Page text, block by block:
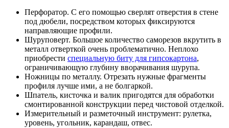
Перфоратор. С его помощью сверлят отверстия в стене
под дюбели, посредством которых фиксируются
направляющие профили.
Шуруповерт. Большое количество саморезов вкрутить в
металл отверткой очень проблематично. Неплохо
приобрести специальную биту для гипсокартона,
ограничивающую глубину вворачивания шурупа.
Ножницы по металлу. Отрезать нужные фрагменты
профиля лучше ими, а не болгаркой.
Шпатель, кисточка и валик пригодятся для обработки
смонтированной конструкции перед чистовой отделкой.
Измерительный и разметочный инструмент: рулетка,
уровень, угольник, карандаш, отвес.